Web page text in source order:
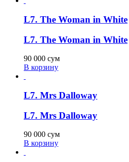
L7. The Woman in White
L7. The Woman in White
90 000 сум
В корзину
L7. Mrs Dalloway
L7. Mrs Dalloway
90 000 сум
В корзину